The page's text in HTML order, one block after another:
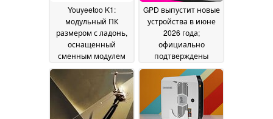
опциональной
системой
жидкостного
охлаждения и
производительностью
ИИ на ур14 June 2026
Youyeetoo K1:
модульный ПК
размером с ладонь,
оснащенный
сменным модулем
Intel N100 с
интерфейсами SATA,
eDP и 27 контактами
GPIO, по цене от 210
долларов12 June 2026
GPD выпустит новые
устройства в июне
2026 года;
официально
подтверждены
глобальные цены и
SKU09 June 2026